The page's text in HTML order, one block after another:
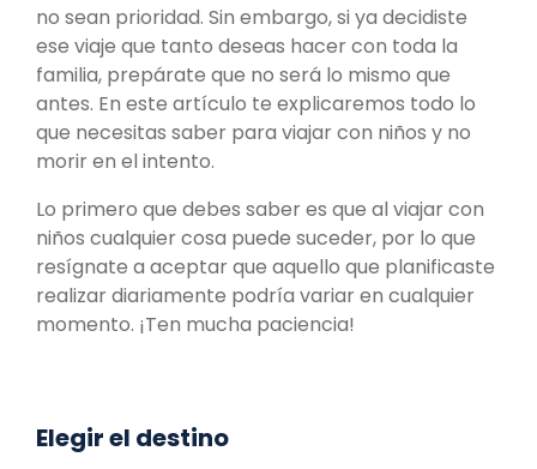
no sean prioridad. Sin embargo, si ya decidiste
ese viaje que tanto deseas hacer con toda la
familia, prepárate que no será lo mismo que
antes. En este artículo te explicaremos todo lo
que necesitas saber para viajar con niños y no
morir en el intento.
Lo primero que debes saber es que al viajar con
niños cualquier cosa puede suceder, por lo que
resígnate a aceptar que aquello que planificaste
realizar diariamente podría variar en cualquier
momento. ¡Ten mucha paciencia!
Elegir el destino